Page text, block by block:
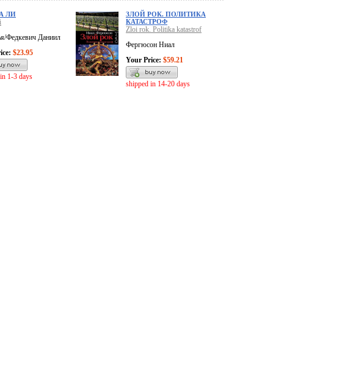
ЛИ
Федкевич Даниил
$23.95
1-3 days
ЗЛОЙ РОК. ПОЛИТИКА
КАТАСТРОФ
Zloi rok. Politika katastrof
Фергюсон Ниал
Your Price: $59.21
shipped in 14-20 days